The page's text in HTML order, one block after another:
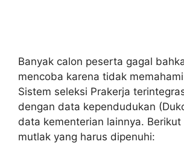
Banyak calon peserta gagal
mencoba karena tidak
Sistem seleksi Prakerja
dengan data kependudukan
data kementerian lainnya.
mutlak yang harus dipenuhi: